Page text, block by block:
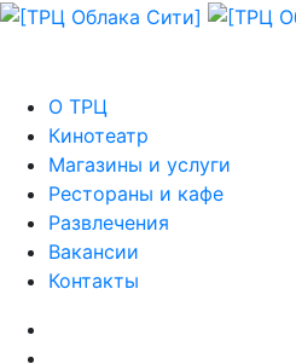
О ТРЦ
Кинотеатр
Магазины и услуги
Рестораны и кафе
Развлечения
Вакансии
Контакты